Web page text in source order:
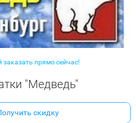
заказать прямо сейчас!
"Медведь"
скидку